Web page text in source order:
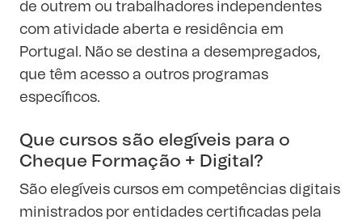
de outrem ou trabalhadores independentes
com atividade aberta e residência em
Portugal. Não se destina a desempregados,
que têm acesso a outros programas
específicos.
Que cursos são elegíveis para o
Cheque Formação + Digital?
São elegíveis cursos em competências digitais
ministrados por entidades certificadas pela